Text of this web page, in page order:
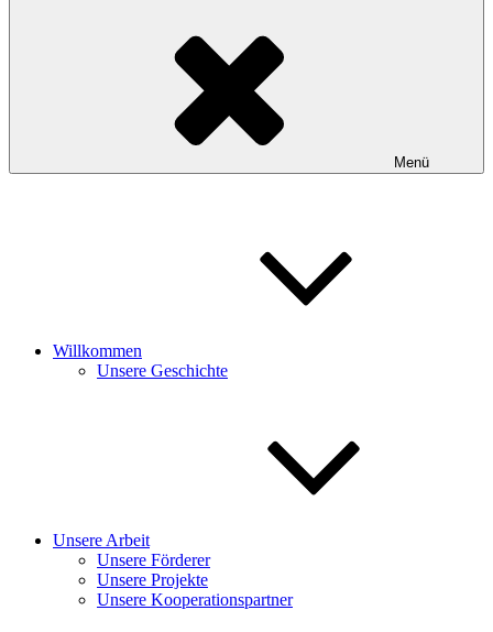
Menü
Willkommen
Unsere Geschichte
Unsere Arbeit
Unsere Förderer
Unsere Projekte
Unsere Kooperationspartner